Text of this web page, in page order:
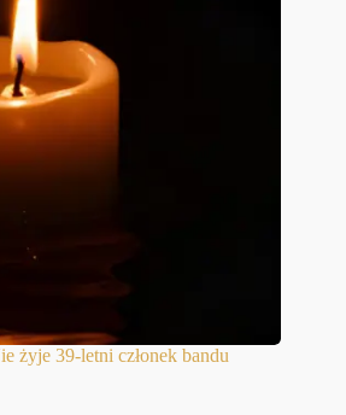
żyje 39-letni członek bandu